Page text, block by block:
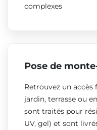
complexes
Pose de
Retrouvez un accès
jardin, terrasse ou
sont traités pour
UV, gel) et sont